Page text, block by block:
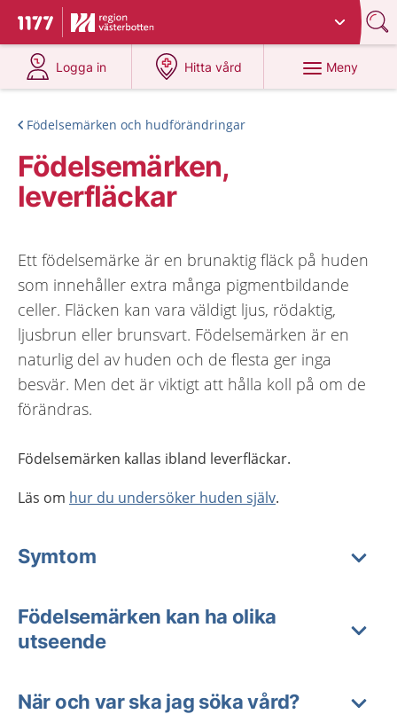
Till startsidan för 1177
Du har valt region
Logga in
på 1177.se
Hitta vård
på 1177.se
Meny
Födelsemärken och hudförändringar
Födelsemärken,
leverfläckar
Ett födelsemärke är en brunaktig fläck på huden
som innehåller extra många pigmentbildande
celler. Fläcken kan vara väldigt ljus, rödaktig,
ljusbrun eller brunsvart. Födelsemärken är en
naturlig del av huden och de flesta ger inga
besvär. Men det är viktigt att hålla koll på om de
förändras.
Födelsemärken kallas ibland leverfläckar.
Läs om hur du undersöker huden själv.
Symtom
Födelsemärken kan ha olika
utseende
När och var ska jag söka vård?